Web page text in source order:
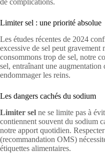
de complications.
Limiter sel : une priorité absolue
Les études récentes de 2024
excessive de sel peut
consommons trop de sel, notre
sel, entraînant une
endommager les reins.
Les dangers cachés du sodium
Limiter sel ne se limite pas à
contiennent souvent du sodium
notre apport quotidien.
(recommandation OMS)
étiquettes alimentaires.